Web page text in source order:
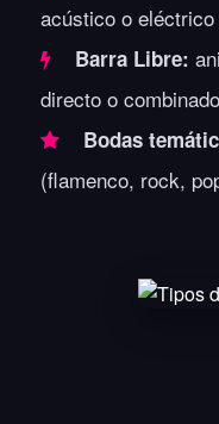
acústico o
Barra Libre:
directo o
Bodas
(flamenco, rock,